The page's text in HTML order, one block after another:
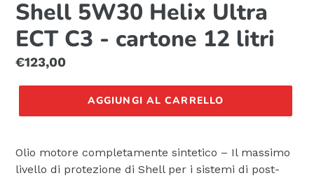
Shell 5W30 Helix Ultra
ECT C3 - cartone 12 litri
Prezzo
di
€123,00
AGGIUNGI AL CARRELLO
Olio motore completamente sintetico – Il massimo
livello di protezione di Shell per i sistemi di post-